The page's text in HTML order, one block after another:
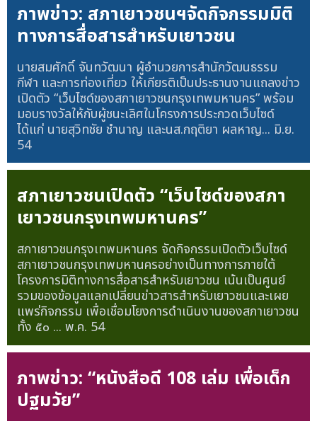
ภาพข่าว: สภาเยาวชนฯจัดกิจกรรมมิติ
ทางการสื่อสารสำหรับเยาวชน
นายสมศักดิ์ จันทวัฒนา ผู้อำนวยการสำนักวัฒนธรรม
กีฬา และการท่องเที่ยว ให้เกียรติเป็นประธานงานแถลงข่าว
เปิดตัว “เว็บไซด์ของสภาเยาวชนกรุงเทพมหานคร” พร้อม
มอบรางวัลให้กับผู้ชนะเลิศในโครงการประกวดเว็บไซด์
ได้แก่ นายสุวิทชัย ชำนาญ และนส.กฤติยา ผลหาญ... มิ.ย.
54
สภาเยาวชนเปิดตัว “เว็บไซด์ของสภา
เยาวชนกรุงเทพมหานคร”
สภาเยาวชนกรุงเทพมหานคร จัดกิจกรรมเปิดตัวเว็บไซด์
สภาเยาวชนกรุงเทพมหานครอย่างเป็นทางการภายใต้
โครงการมิติทางการสื่อสารสำหรับเยาวชน เน้นเป็นศูนย์
รวมของข้อมูลแลกเปลี่ยนข่าวสารสำหรับเยาวชนและเผย
แพร่กิจกรรม เพื่อเชื่อมโยงการดำเนินงานของสภาเยาวชน
ทั้ง ๕๐ ... พ.ค. 54
ภาพข่าว: “หนังสือดี 108 เล่ม เพื่อเด็ก
ปฐมวัย”